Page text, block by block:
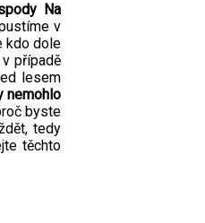
Na
v
kdo dole
případě
lesem
nemohlo
byste
tedy
těchto